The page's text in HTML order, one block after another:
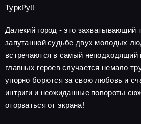
ТуркРу!!
Далекий город - это захватывающий
запутанной судьбе двух молодых
встречаются в самый неподходящий
главных героев случается немало
упорно борются за свою любовь и
интриги и неожиданные повороты
оторваться от экрана!